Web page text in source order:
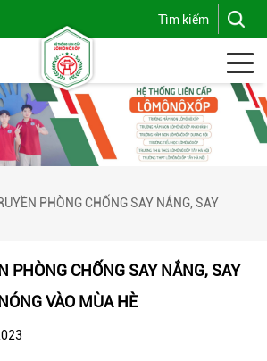
PHÒNG CHỐNG SAY NẮNG, SAY
PHÒNG CHỐNG SAY NẮNG, SAY
VÀO MÙA HÈ